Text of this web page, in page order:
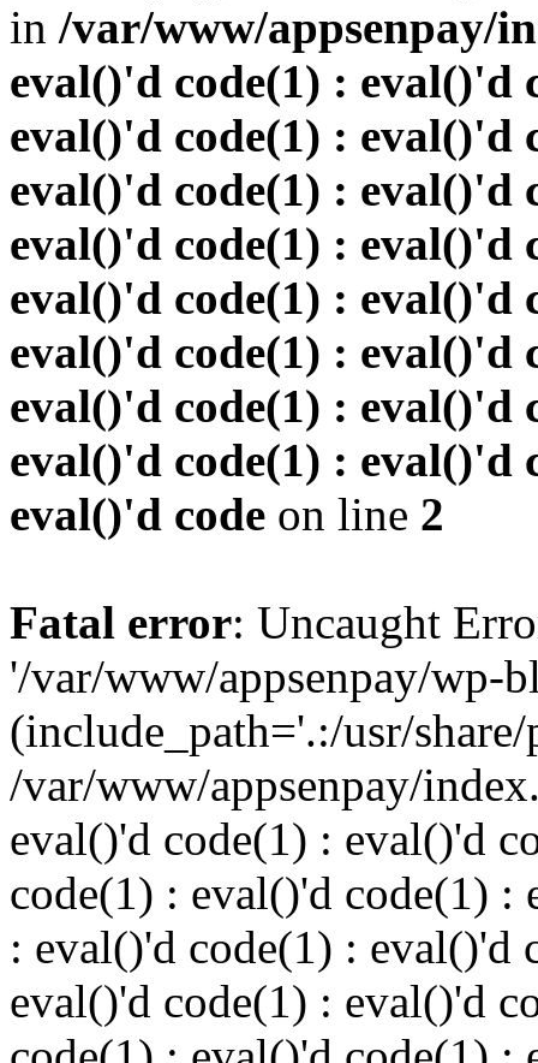
in /var/www/appsenpay/
eval()'d code(1) : eval()'d
eval()'d code(1) : eval()'d
eval()'d code(1) : eval()'d
eval()'d code(1) : eval()'d
eval()'d code(1) : eval()'d
eval()'d code(1) : eval()'d
eval()'d code(1) : eval()'d
eval()'d code(1) : eval()'d
eval()'d code on line 2
Fatal error: Uncaught
'/var/www/appsenpay/wp-
(include_path='.:/usr/
/var/www/appsenpay/
eval()'d code(1) : eval()'d
code(1) : eval()'d code(1) :
: eval()'d code(1) : eval()'d
eval()'d code(1) : eval()'d